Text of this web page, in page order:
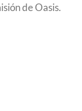
de Oasis.